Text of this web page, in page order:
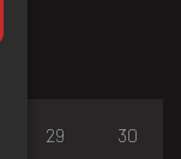
29 30